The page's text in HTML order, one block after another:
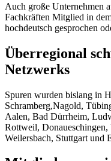
Auch große Unternehmen
Fachkräften Mitglied in
hochdeutsch gesprochen
Überregional
Netzwerks
Spuren wurden bislang in
Schramberg,Nagold,
Aalen, Bad Dürrheim,
Rottweil,
Weilersbach, Stuttgart und